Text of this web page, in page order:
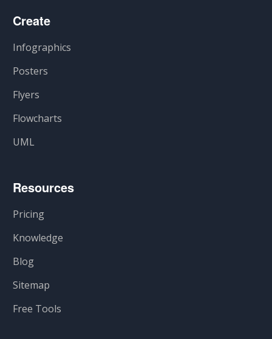
Create
Infographics
Posters
Flyers
Flowcharts
UML
Resources
Pricing
Knowledge
Blog
Sitemap
Free Tools